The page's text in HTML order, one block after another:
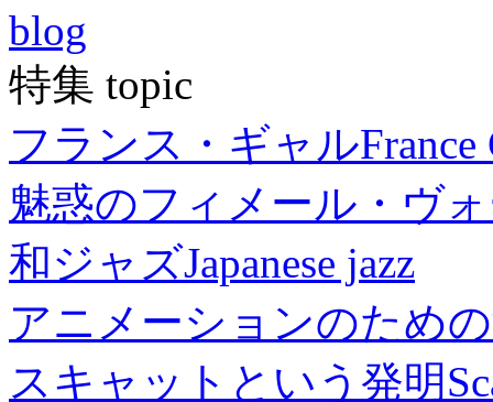
blog
特集 topic
フランス・ギャルFrance
魅惑のフィメール・ヴ
和ジャズJapanese jazz
アニメーションのため
スキャットという発明